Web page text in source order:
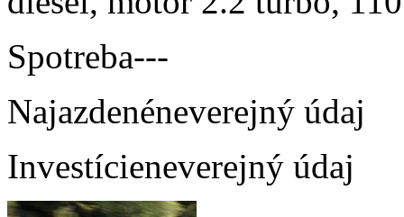
Spotreba---
Najazdenéneverejný údaj
Investícieneverejný údaj